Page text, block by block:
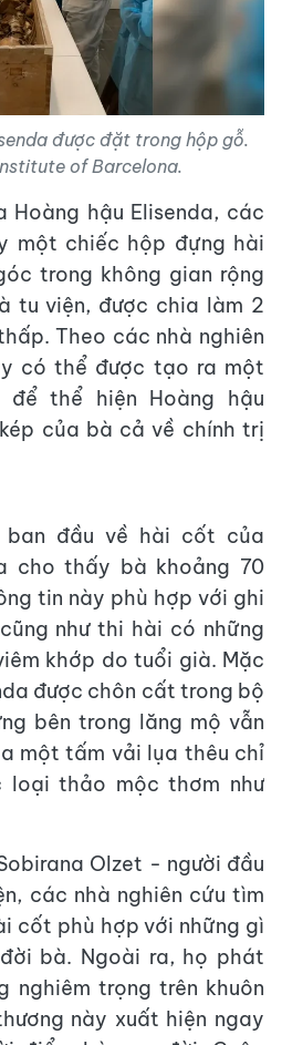
được đặt trong hộp gỗ.
of Barcelona.
Hoàng hậu Elisenda, các
một chiếc hộp đựng hài
trong không gian rộng
tu viện, được chia làm 2
Theo các nhà nghiên
có thể được tạo ra một
thể hiện Hoàng hậu
của bà cả về chính trị
đầu về hài cốt của
cho thấy bà khoảng 70
tin này phù hợp với ghi
như thi hài có những
khớp do tuổi già. Mặc
được chôn cất trong bộ
bên trong lăng mộ vẫn
một tấm vải lụa thêu chỉ
loại thảo mộc thơm như
Olzet - người đầu
các nhà nghiên cứu tìm
cốt phù hợp với những gì
bà. Ngoài ra, họ phát
nghiêm trọng trên khuôn
này xuất hiện ngay